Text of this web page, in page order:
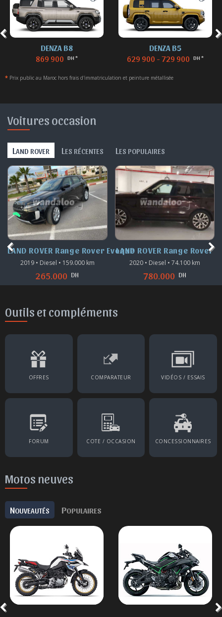
629 900 - 729 900 DH *
1
* Prix public au Maroc hors frais d'immatriculation et peinture métallisée
Voitures occasion
LAND ROVER L ES RÉCENTES L ES POPULAIRES
LAND ROVER Range Rover Evoque
2019 • Diesel • 159.000 km
265.000 DH
LAND ROVER Range Rover
2020 • Diesel • 74.100 km
780.000 DH
Outils et compléments
OFFRES COMPARATEUR VIDÉOS / ESSAIS
FORUM COTE / OCCASION CONCESSIONNAIRES
Motos neuves
NOUVEAUTÉS POPULAIRES